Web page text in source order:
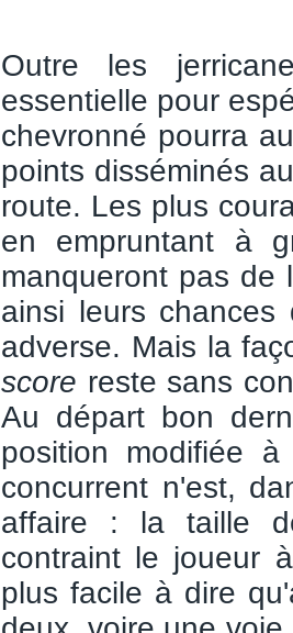
Outre les
essentielle pour
chevronné pourra
points disséminés
route. Les plus
en empruntant à
manqueront pas de
ainsi leurs chances
adverse. Mais la
score reste sans
Au départ bon
position modifiée
concurrent n'est,
affaire : la taille
contraint le joueur
plus facile à dire